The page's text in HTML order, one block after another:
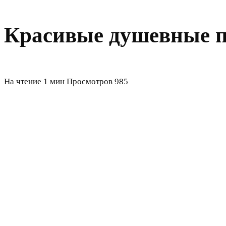
Красивые душевные
На чтение 1 мин Просмотров 985